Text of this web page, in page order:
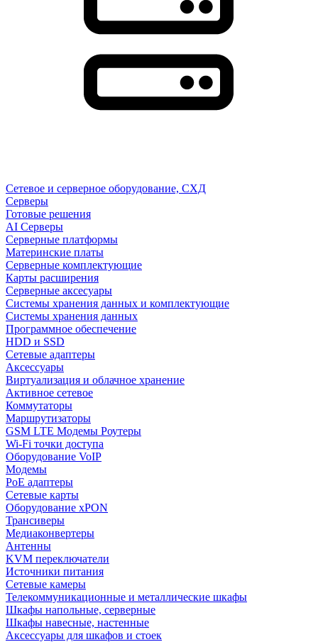
Сетевое и серверное оборудование, СХД
Cерверы
Готовые решения
AI Серверы
Серверные платформы
Материнские платы
Серверные комплектующие
Карты расширения
Серверные аксесуары
Системы хранения данных и комплектующие
Системы хранения данных
Программное обеспечение
HDD и SSD
Сетевые адаптеры
Аксессуары
Виртуализация и облачное хранение
Активное сетевое
Коммутаторы
Маршрутизаторы
GSM LTE Модемы Роутеры
Wi-Fi точки доступа
Оборудование VoIP
Модемы
PoE адаптеры
Сетевые карты
Оборудование xPON
Трансиверы
Медиаконвертеры
Антенны
KVM переключатели
Источники питания
Сетевые камеры
Телекоммуникационные и металлические шкафы
Шкафы напольные, серверные
Шкафы навесные, настенные
Аксессуары для шкафов и стоек